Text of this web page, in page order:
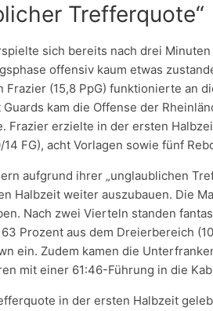
Trefferquote“
sich bereits nach drei
offensiv kaum etwas
(15,8 PpG) funktionierte an
kam die Offense der
Frazier erzielte in der ersten
FG), acht Vorlagen sowie fünf
aufgrund ihrer „unglaublichen
Halbzeit weiter auszubauen. Die
Nach zwei Vierteln standen
Prozent aus dem Dreierbereich
ein. Zudem kamen die
mit einer 61:46-Führung in die
in der ersten Halbzeit